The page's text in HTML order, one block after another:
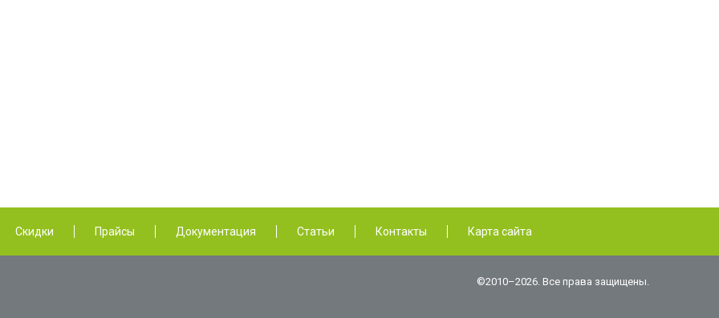
Скидки Прайсы Документация Статьи Контакты Карта сайта
©2010–2026. Все права защищены.